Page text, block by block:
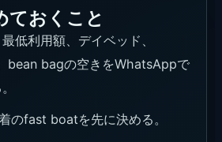
ておくこと
低利用額、デイベッド、
bean bagの空きをWhatsAppで
のfast boatを先に決める。